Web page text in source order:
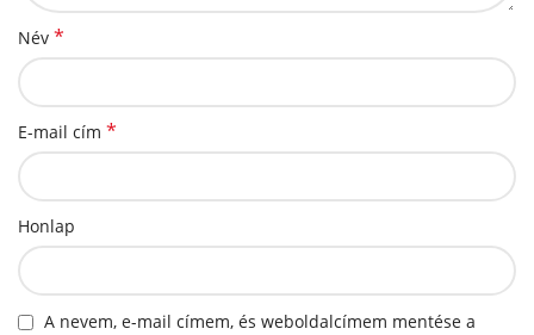
Név *
E-mail cím *
Honlap
A nevem, e-mail címem, és weboldalcímem mentése a